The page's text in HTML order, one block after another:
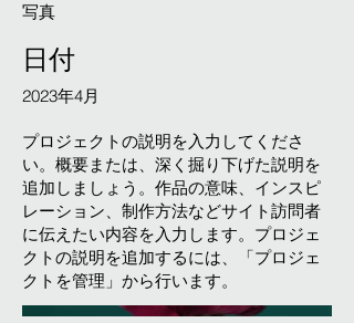
写真
日付
2023年4月
プロジェクトの説明を入力してくださ
い。概要または、深く掘り下げた説明を
追加しましょう。作品の意味、インスピ
レーション、制作方法などサイト訪問者
に伝えたい内容を入力します。プロジェ
クトの説明を追加するには、「プロジェ
クトを管理」から行います。